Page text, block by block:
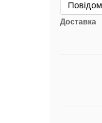
Доставка